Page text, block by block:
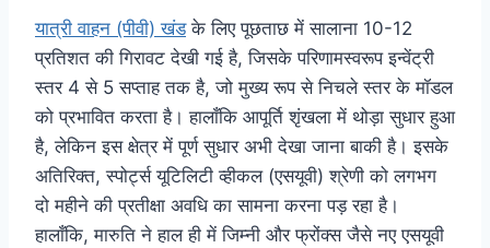
यात्री वाहन (पीवी) खंडके लिए पूछताछ में सालाना 10-12
प्रतिशत की गिरावट देखी गई है, जिसके परिणामस्वरूप इन्वेंट्री
स्तर 4 से 5 सप्ताह तक है, जो मुख्य रूप से निचले स्तर के मॉडल
को प्रभावित करता है। हालाँकि आपूर्ति शृंखला में थोड़ा सुधार हुआ
है, लेकिन इस क्षेत्र में पूर्ण सुधार अभी देखा जाना बाकी है। इसके
अतिरिक्त, स्पोर्ट्स यूटिलिटी व्हीकल (एसयूवी) श्रेणी को लगभग
दो महीने की प्रतीक्षा अवधि का सामना करना पड़ रहा है।
हालाँकि, मारुति ने हाल ही में जिम्नी और फ्रोंक्स जैसे नए एसयूवी